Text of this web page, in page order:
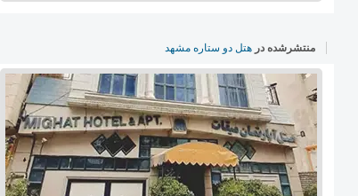
منتشرشده در هتل دو ستاره مشهد